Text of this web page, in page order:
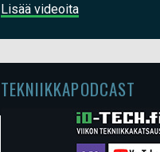
Lisää videoita
TEKNIIKKAPODCAST